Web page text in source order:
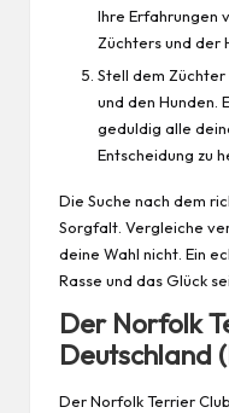
Ihre Erfahrungen
Züchters und der
Stell dem Züchter
und den Hunden.
geduldig alle
Entscheidung zu
Die Suche nach dem
Sorgfalt. Vergleiche
deine Wahl nicht. Ein
Rasse und das Glück
Der Norfolk
Deutschland
Der Norfolk Terrier